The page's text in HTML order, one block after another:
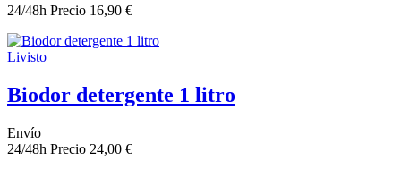
24/48h Precio 16,90 €
Livisto
Biodor detergente 1 litro
Envío
24/48h Precio 24,00 €